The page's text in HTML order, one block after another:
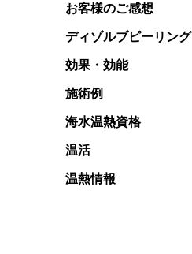
お客様のご感想
ディゾルブピーリング
効果・効能
施術例
海水温熱資格
温活
温熱情報